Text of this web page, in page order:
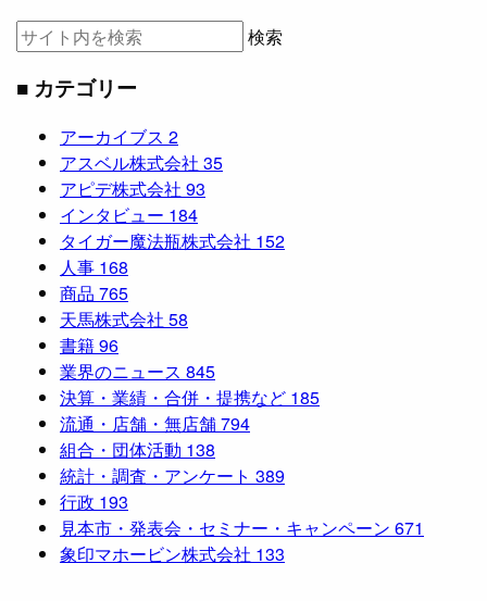
検索
■ カテゴリー
アーカイブス 2
アスベル株式会社 35
アピデ株式会社 93
インタビュー 184
タイガー魔法瓶株式会社 152
人事 168
商品 765
天馬株式会社 58
書籍96
業界のニュース 845
決算・業績・合併・提携など 185
流通・店舗・無店舗794
組合・団体活動 138
統計・調査・アンケート 389
行政 193
見本市・発表会・セミナー・キャンペーン 671
象印マホービン株式会社 133